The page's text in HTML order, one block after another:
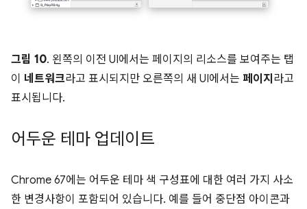
그림 10. 왼쪽의 이전 UI에서는 페이지의 리소스를 보여주는 탭
이 네트워크라고 표시되지만 오른쪽의 새 UI에서는 페이지 라고
표시됩니다.
어두운 테마 업데이트
Chrome 67에는 어두운 테마 색 구성표에 대한 여러 가지 사소
한 변경사항이 포함되어 있습니다. 예를 들어 중단점 아이콘과